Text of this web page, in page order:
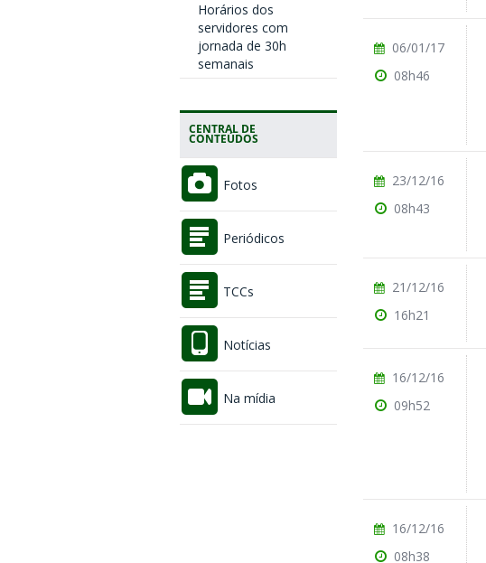
Horários dos
servidores com
jornada de 30h
semanais
CENTRAL DE
CONTEÚDOS
Fotos
Periódicos
TCCs
Notícias
Na mídia
06/01/17
08h46
23/12/16
08h43
21/12/16
16h21
16/12/16
09h52
16/12/16
08h38